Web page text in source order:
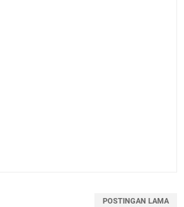
POSTINGAN LAMA